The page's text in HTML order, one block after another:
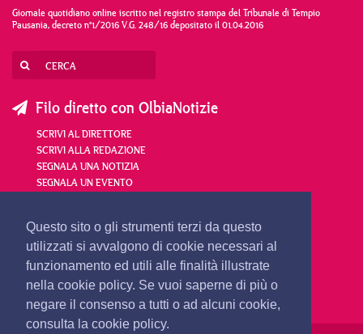
Questo sito o gli strumenti terzi da questo
utilizzati si avvalgono di cookie necessari al
funzionamento ed utili alle finalità illustrate
nella cookie policy. Se vuoi saperne di più o
negare il consenso a tutti o ad alcuni cookie,
consulta la cookie policy.
Giornale quotidiano online iscritto nel registro stampa del Tribunale di Tempio
Pausania, decreto n°1/2016 V.G. 248/16 depositato il 01.04.2016
Filo diretto con OlbiaNotizie
SCRIVI AL DIRETTORE
SCRIVI ALLA REDAZIONE
SEGNALA UNA NOTIZIA
SEGNALA UN EVENTO
redazione@olbianotizie.it